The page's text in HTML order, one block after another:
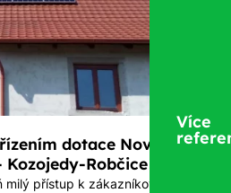
dotace Nová
Kozojedy-Robčice
přístup k zákazníkovi. Vše
Více